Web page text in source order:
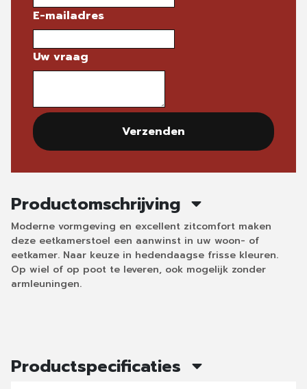
E-mailadres
Uw vraag
Verzenden
Productomschrijving
Moderne vormgeving en excellent zitcomfort maken
deze eetkamerstoel een aanwinst in uw woon- of
eetkamer. Naar keuze in hedendaagse frisse kleuren.
Op wiel of op poot te leveren, ook mogelijk zonder
armleuningen.
Productspecificaties